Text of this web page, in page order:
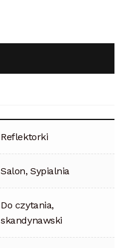
Reflektorki
Salon, Sypialnia
Do czytania,
skandynawski